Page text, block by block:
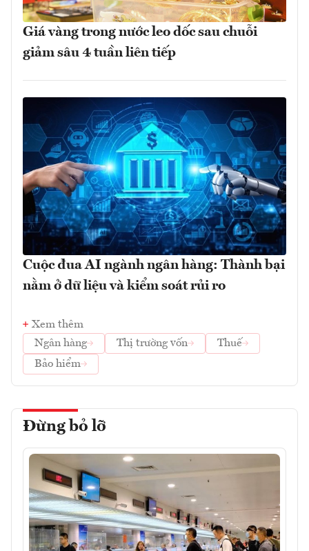
Giá vàng trong nước leo dốc sau chuỗi
giảm sâu 4 tuần liên tiếp
Cuộc đua AI ngành ngân hàng: Thành bại
nằm ở dữ liệu và kiểm soát rủi ro
Xem thêm
Ngân hàng
Thị trường vốn
Thuế
Bảo hiểm
Đừng bỏ lỡ